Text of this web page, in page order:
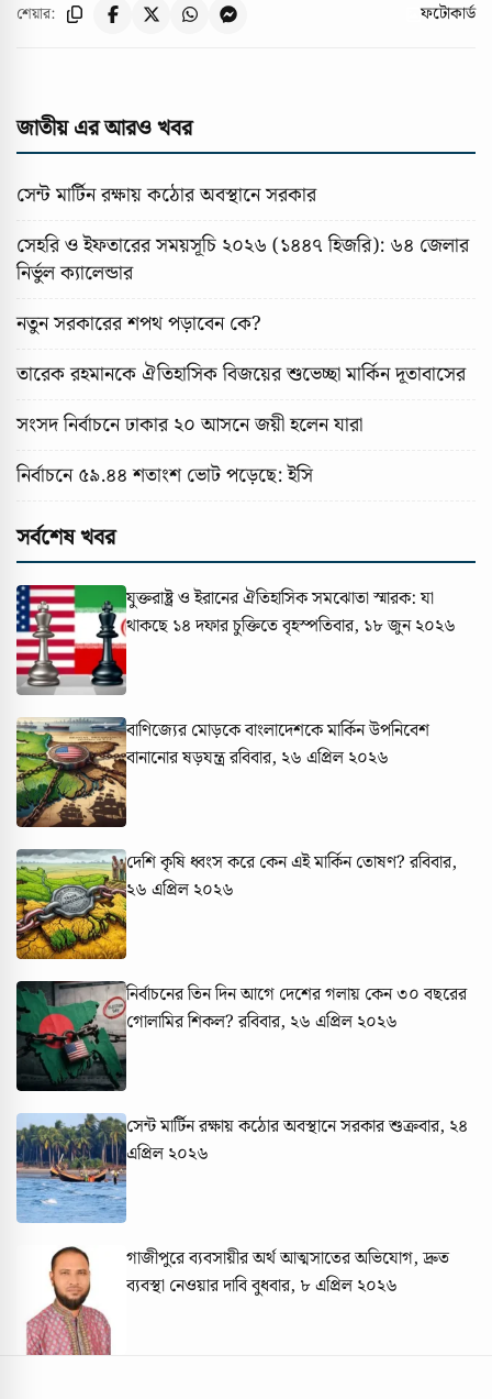
শেয়ার: ফটোকার্ড
জাতীয় এর আরও খবর
সেন্ট মার্টিন রক্ষায় কঠোর অবস্থানে সরকার
সেহরি ও ইফতারের সময়সূচি ২০২৬ (১৪৪৭ হিজরি): ৬৪ জেলার
নির্ভুল ক্যালেন্ডার
নতুন সরকারের শপথ পড়াবেন কে?
তারেক রহমানকে ঐতিহাসিক বিজয়ের শুভেচ্ছা মার্কিন দূতাবাসের
সংসদ নির্বাচনে ঢাকার ২০ আসনে জয়ী হলেন যারা
নির্বাচনে ৫৯.৪৪ শতাংশ ভোট পড়েছে: ইসি
সর্বশেষ খবর
যুক্তরাষ্ট্র ও ইরানের ঐতিহাসিক সমঝোতা স্মারক: যা
থাকছে ১৪ দফার চুক্তিতেবৃহস্পতিবার, ১৮ জুন ২০২৬
বাণিজ্যের মোড়কে বাংলাদেশকে মার্কিন উপনিবেশ
বানানোর ষড়যন্ত্ররবিবার, ২৬ এপ্রিল ২০২৬
দেশি কৃষি ধ্বংস করে কেন এই মার্কিন তোষণ? রবিবার,
২৬ এপ্রিল ২০২৬
নির্বাচনের তিন দিন আগে দেশের গলায় কেন ৩০ বছরের
গোলামির শিকল? রবিবার, ২৬ এপ্রিল ২০২৬
সেন্ট মার্টিন রক্ষায় কঠোর অবস্থানে সরকারশুক্রবার, ২৪
এপ্রিল ২০২৬
গাজীপুরে ব্যবসায়ীর অর্থ আত্মসাতের অভিযোগ, দ্রুত
ব্যবস্থা নেওয়ার দাবিবুধবার, ৮ এপ্রিল ২০২৬